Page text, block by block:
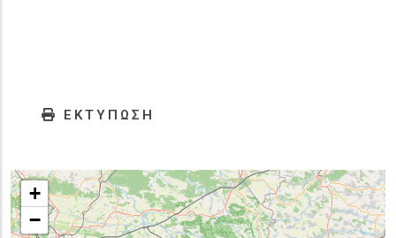
ΕΚΤΥΠΩΣΗ
+
−